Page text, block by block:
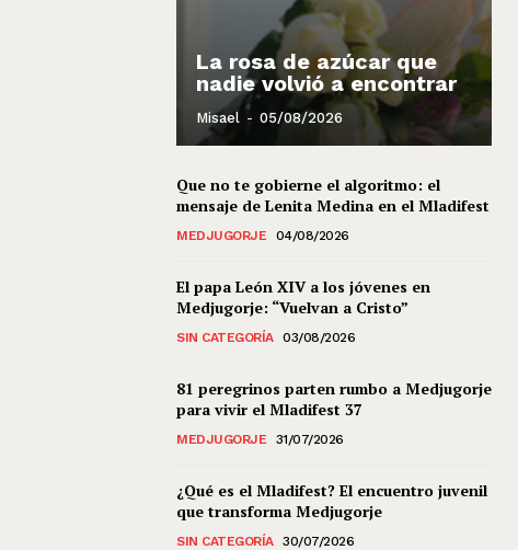
La rosa de azúcar que
nadie volvió a encontrar
Misael - 05/08/2026
Que no te gobierne el algoritmo: el
mensaje de Lenita Medina en el Mladifest
MEDJUGORJE 04/08/2026
El papa León XIV a los jóvenes en
Medjugorje: “Vuelvan a Cristo”
SIN CATEGORÍA 03/08/2026
81 peregrinos parten rumbo a Medjugorje
para vivir el Mladifest 37
MEDJUGORJE 31/07/2026
¿Qué es el Mladifest? El encuentro juvenil
que transforma Medjugorje
SIN CATEGORÍA 30/07/2026